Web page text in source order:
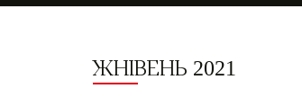
ЖНІВЕНЬ 2021